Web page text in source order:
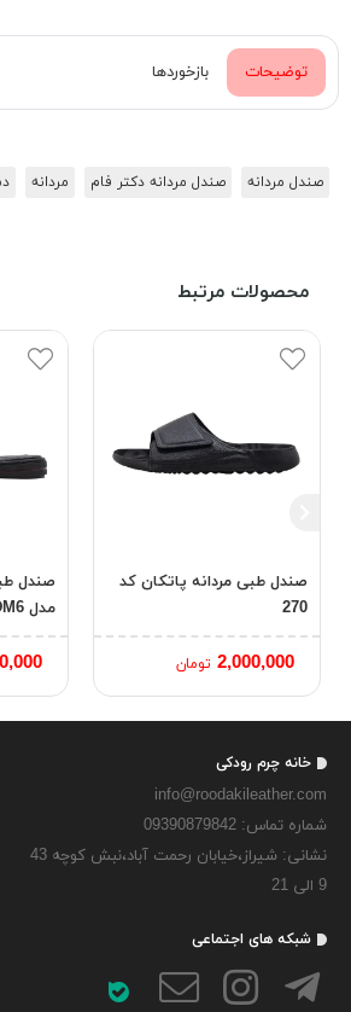
توضیحات بازخوردها
صندل مردانه صندل مردانه دکتر فام مردانه
محصولات مرتبط
صندل طبی مردانه پاتکان کد
270
2,000,000 تومان
صندل
مدل DM6
خانه چرم رودکی
info@roodakileather.com
شماره تماس‌: 09390879842
نشانی: شیراز،خیابان رحمت آباد،نبش کوچه 43
9 الی 21
شبکه های اجتماعی